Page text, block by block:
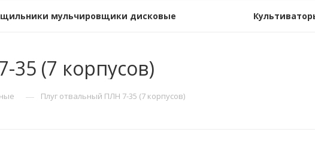
мульчировщики дисковые
35 (7 корпусов)
— Плуг отвальный ПЛН 7-35 (7 корпусов)